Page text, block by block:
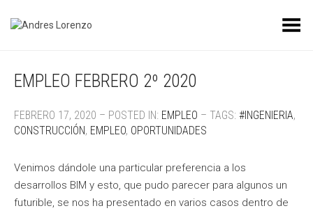
Toggle Menu
EMPLEO FEBRERO 2º 2020
FEBRERO 17, 2020 – POSTED IN: EMPLEO – TAGS: #INGENIERIA,
CONSTRUCCIÓN, EMPLEO, OPORTUNIDADES
Venimos dándole una particular preferencia a los
desarrollos BIM y esto, que pudo parecer para algunos un
futurible, se nos ha presentado en varios casos dentro de